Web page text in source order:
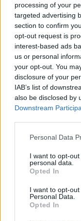
processing of your
targeted advertising
section to confirm
opt-out request is
interest-based ads
us or personal
your opt-out. You
disclosure of your
IAB’s list of
also be disclosed by
Downstream
Personal Data
I want to opt-
personal data.
Opted In
I want to opt-
Personal Data.
Opted In
Teufelsbraten und
Ribanna
Colonel des
Jetzt habe auch
gefunden und da
und Mühe, die ihr
1 Februar 2015